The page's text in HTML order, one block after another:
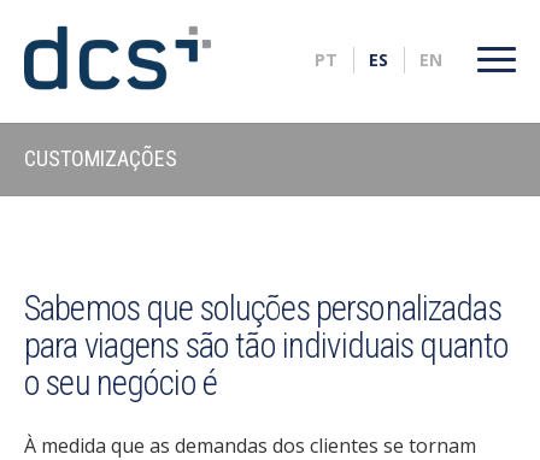
CUSTOMIZAÇÕES
Sabemos que soluções personalizadas
para viagens são tão individuais quanto
o seu negócio é
À medida que as demandas dos clientes se tornam